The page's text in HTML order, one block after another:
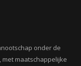
onder de
maatschappelijke